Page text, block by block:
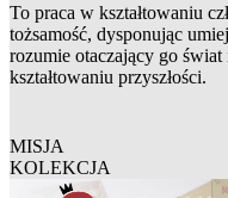
To praca w kształtowaniu
tożsamość, dysponując
rozumie otaczający go
kształtowaniu przyszłości.
MISJA
KOLEKCJA